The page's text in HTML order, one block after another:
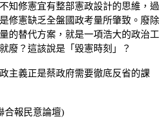
知修憲宜有整部憲政設計的思維，過
修憲缺乏全盤國政考量所肇致。廢除
的替代方案，就是一項浩大的政治工
廢？這該說是「毀憲時刻」？
主義正是蔡政府需要徹底反省的課
合報民意論壇)